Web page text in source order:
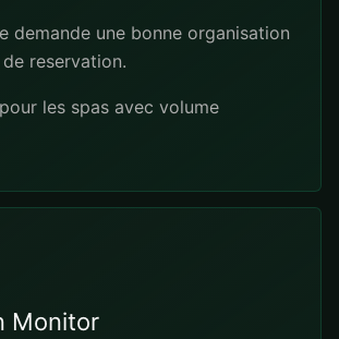
demande une bonne organisation
reservation.
les spas avec volume
Monitor